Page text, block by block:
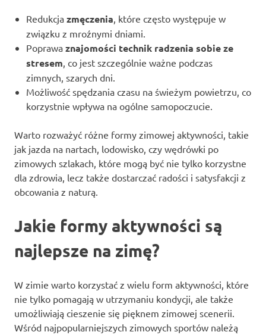
Redukcja zmęczenia, które często występuje w
związku z mroźnymi dniami.
Poprawa znajomości technik radzenia sobie ze
stresem, co jest szczególnie ważne podczas
zimnych, szarych dni.
Możliwość spędzania czasu na świeżym powietrzu, co
korzystnie wpływa na ogólne samopoczucie.
Warto rozważyć różne formy zimowej aktywności, takie
jak jazda na nartach, lodowisko, czy wędrówki po
zimowych szlakach, które mogą być nie tylko korzystne
dla zdrowia, lecz także dostarczać radości i satysfakcji z
obcowania z naturą.
Jakie formy aktywności są
najlepsze na zimę?
W zimie warto korzystać z wielu form aktywności, które
nie tylko pomagają w utrzymaniu kondycji, ale także
umożliwiają cieszenie się pięknem zimowej scenerii.
Wśród najpopularniejszych zimowych sportów należą